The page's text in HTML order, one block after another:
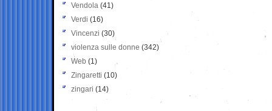
Vendola (41)
Verdi (16)
Vincenzi (30)
violenza sulle donne (342)
Web (1)
Zingaretti (10)
zingari (14)